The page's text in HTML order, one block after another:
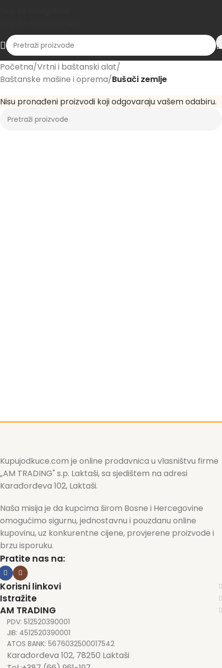
Početna/Vrtni i baštanski alat/
Baštanske mašine i oprema/Bušači zemlje
Nisu pronađeni proizvodi koji odgovaraju vašem odabiru.
Kupujodkuce.com je online prodavnica u vlasništvu firme
„AM TRADING" s.p. Laktaši, sa sjedištem na adresi
Karađorđeva 102, Laktaši.
Naša misija je da kupcima širom Bosne i Hercegovine
omogućimo sigurnu, jednostavnu i pouzdanu online
kupovinu, uz konkurentne cijene, provjerene proizvode i
brzu isporuku.
Pratite nas na:
Korisni linkovi
Istražite
AM TRADING
PDV: 512520390001
JIB: 4512520390001
ATOS BANK: 5676032500017542
Karađorđeva 102, 78250 Laktaši